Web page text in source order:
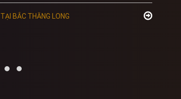
BẮC THĂNG LONG